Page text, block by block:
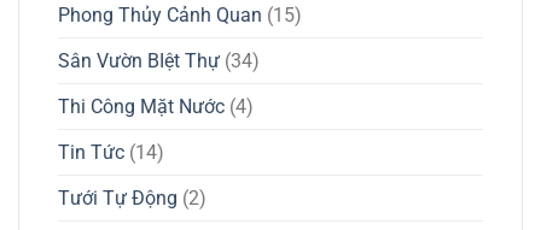
Phong Thủy Cảnh Quan (15)
Sân Vườn BIệt Thự (34)
Thi Công Mặt Nước (4)
Tin Tức (14)
Tưới Tự Động (2)